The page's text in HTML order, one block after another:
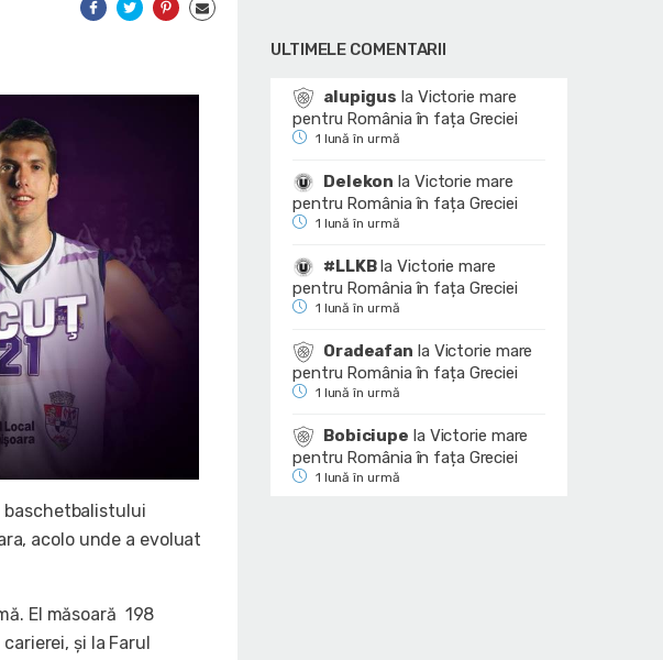
acolo unde a evoluat
El măsoară 198
și la Farul
ULTIMELE COMENTARII
alupigus la Victorie mare
pentru România în fața Greciei
1 lună în urmă
Delekon la Victorie mare
pentru România în fața Greciei
1 lună în urmă
#LLKBlaVictorie mare
pentru România în fața Greciei
1 lună în urmă
Oradeafan la Victorie mare
pentru România în fața Greciei
1 lună în urmă
Bobiciupe la Victorie mare
pentru România în fața Greciei
1 lună în urmă